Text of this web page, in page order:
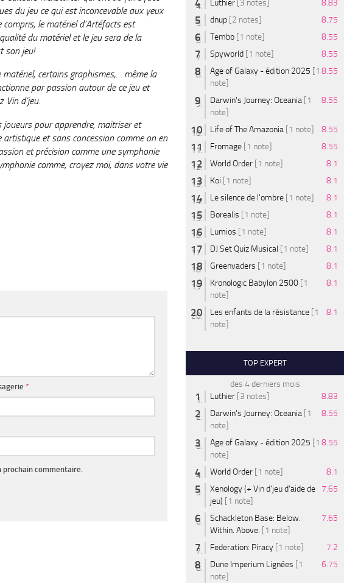
du jeu ce qui est inconcevable aux yeux
le matériel d’Artéfacts est
du matériel et le jeu sera de la
son jeu!
certains graphismes,… même la
par passion autour de ce jeu et
Vin d’jeu.
pour apprendre, maitriser et
artistique et sans concession comme on en
et précision comme une symphonie
comme, croyez moi, dans votre vie
*
prochain commentaire.
Luthier [3 notes]
8.83
dnup [2 notes]
8.75
Tembo [1 note]
8.55
Spyworld [1 note]
8.55
Age of Galaxy - édition 2025 [1
note]
8.55
Darwin's Journey: Oceania [1
note]
8.55
Life of The Amazonia [1 note]
8.55
Fromage [1 note]
8.55
World Order [1 note]
8.1
Koi [1 note]
8.1
Le silence de l'ombre [1 note]
8.1
Borealis [1 note]
8.1
Lumios [1 note]
8.1
DJ Set Quiz Musical [1 note]
8.1
Greenvaders [1 note]
8.1
Kronologic Babylon 2500 [1
note]
8.1
Les enfants de la résistance [1
note]
8.1
TOP EXPERT
des 4 derniers mois
Luthier [3 notes]
8.83
Darwin's Journey: Oceania [1
note]
8.55
Age of Galaxy - édition 2025 [1
note]
8.55
World Order [1 note]
8.1
Xenology (+ Vin d'jeu d'aide de
jeu) [1 note]
7.65
Schackleton Base: Below.
Within. Above. [1 note]
7.65
Federation: Piracy [1 note]
7.2
Dune Imperium Lignées [1
note]
6.75